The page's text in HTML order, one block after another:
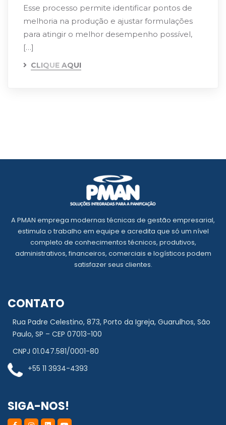
Esse processo permite identificar pontos de
melhoria na produção e ajustar formulações
para atingir o melhor desempenho possível,
[…]
CLIQUE AQUI
A PMAN emprega modernas técnicas de gestão empresarial,
estimula o trabalho em equipe e acredita que só um nível
completo de conhecimentos técnicos, produtivos,
administrativos, financeiros, comerciais e logísticos podem
satisfazer seus clientes.
CONTATO
Rua Padre Celestino, 873, Porto da Igreja, Guarulhos, São
Paulo, SP – CEP 07013-100
CNPJ 01.047.581/0001-80
+55 11 3934-4393
SIGA-NOS!